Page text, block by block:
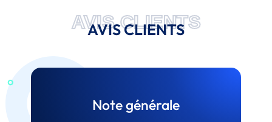
AVIS CLIENTS
AVIS CLIENTS
Note générale